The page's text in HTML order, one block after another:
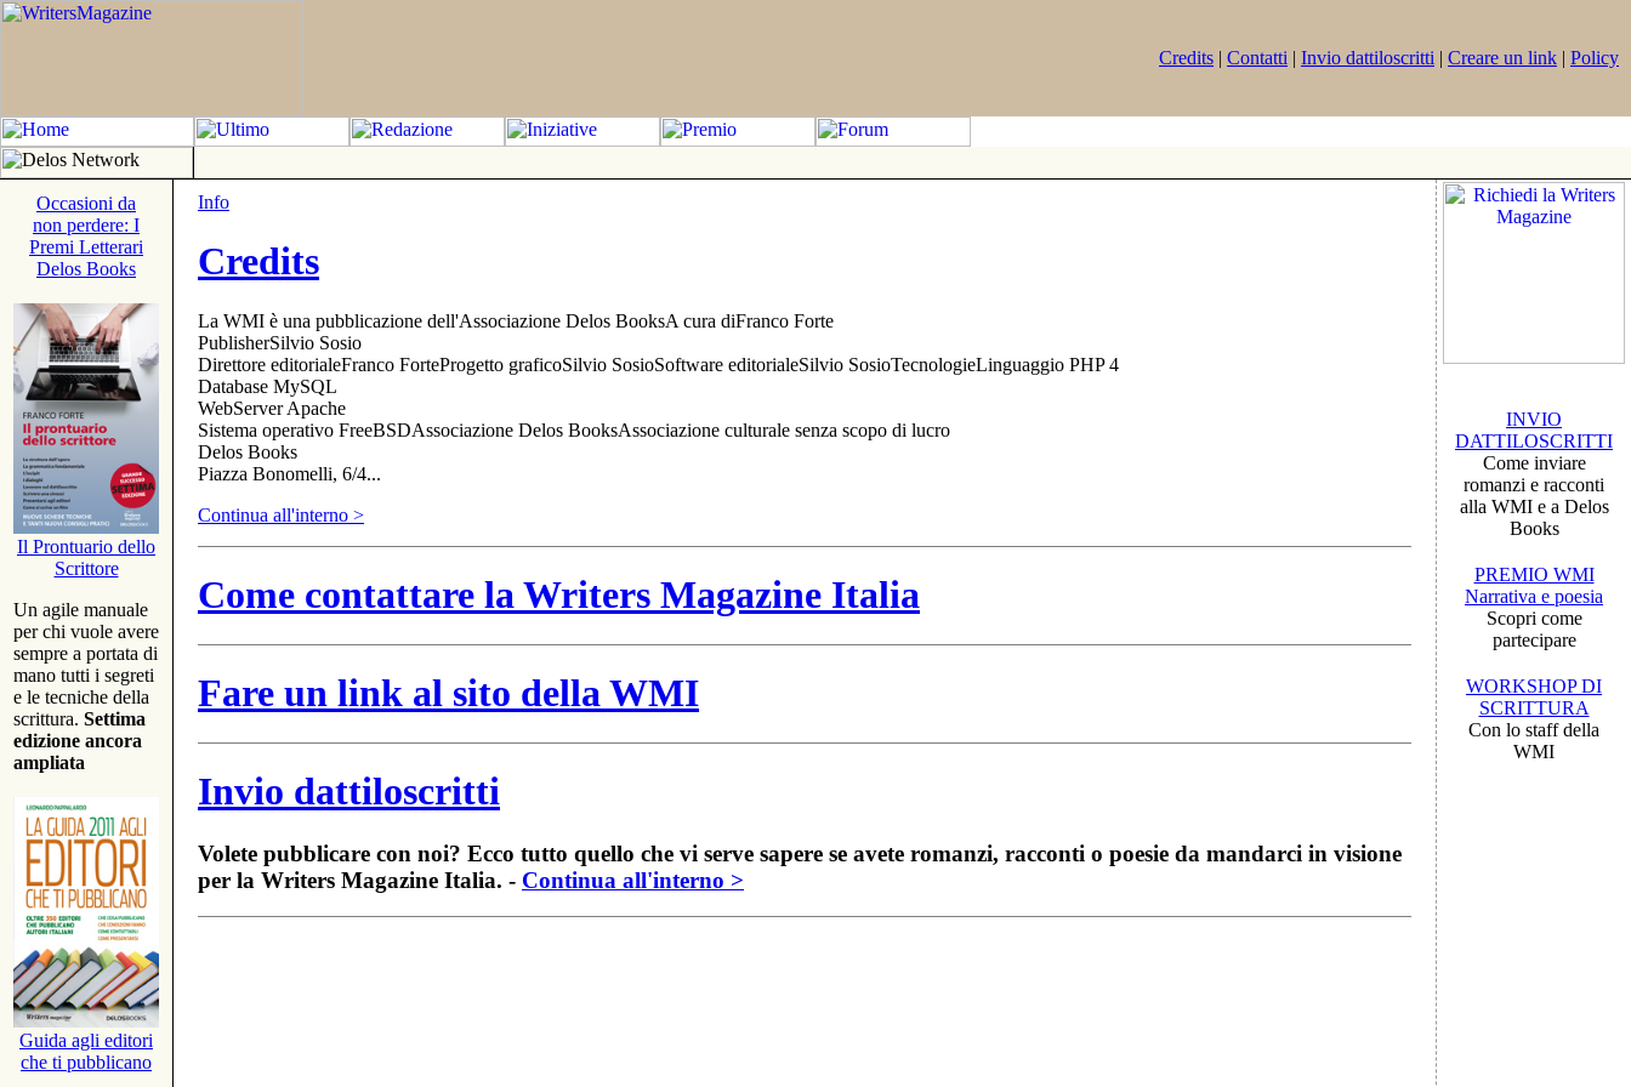
Credits | Contatti | Invio dattiloscritti | Creare un link | Policy
Occasioni da
non perdere: I
Premi Letterari
Delos Books
Il Prontuario dello
Scrittore
Un agile manuale
per chi vuole avere
sempre a portata di
mano tutti i segreti
e le tecniche della
scrittura. Settima
edizione ancora
ampliata
Guida agli editori
che ti pubblicano
Info
Credits
La WMI è una pubblicazione dell'Associazione Delos BooksA cura diFranco Forte
PublisherSilvio Sosio
Direttore editorialeFranco ForteProgetto graficoSilvio SosioSoftware editorialeSilvio SosioTecnologieLinguaggio PHP 4
Database MySQL
WebServer Apache
Sistema operativo FreeBSDAssociazione Delos BooksAssociazione culturale senza scopo di lucro
Delos Books
Piazza Bonomelli, 6/4...
Continua all'interno >
Come contattare la Writers Magazine Italia
Fare un link al sito della WMI
Invio dattiloscritti
Volete pubblicare con noi? Ecco tutto quello che vi serve sapere se avete romanzi, racconti o poesie da mandarci in visione
per la Writers Magazine Italia. - Continua all'interno >
INVIO
DATTILOSCRITTI
Come inviare
romanzi e racconti
alla WMI e a Delos
Books
PREMIO WMI
Narrativa e poesia
Scopri come
partecipare
WORKSHOP DI
SCRITTURA
Con lo staff della
WMI